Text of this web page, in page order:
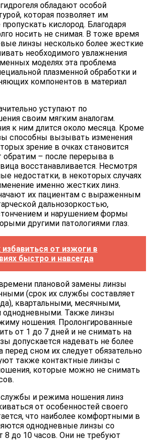
обладают особой
которая позволяет им
кислород. Благодаря
носить не снимая. В тоже время
линзы несколько более жесткие
необходимого увлажнения
моделях эта проблема
плазменной обработки и
компонентов в материал
уступают по
своим мягким аналогам.
к ним длится около месяца. Кроме
способны вызывать изменения
зрение в очках становится
– после перерыва в
восстанавливается. Несмотря
недостатки, в некоторых случаях
именно жестких линз.
их пациентам с выраженным
дальнозоркостью,
и нарушением формы
другими патологиями глаз.
избавиться от изжоги в
быстро и навсегда
плановой замены линзы
(срок их службы составляет
квартальными, месячными,
однодневными. Также линзы
ношения. Пролонгированные
от 1 до 7 дней и не снимать на
допускается надевать не более
перед сном их следует обязательно
также контактные линзы с
которые можно не снимать
и режима ношения линз
от особенностей своего
что наиболее комфортными в
однодневные линзы со
8 до 10 часов. Они не требуют